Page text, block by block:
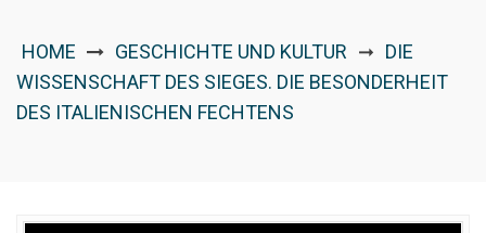
HOME GESCHICHTE UND KULTUR ➞ DIE
WISSENSCHAFT DES SIEGES. DIE BESONDERHEIT
DES ITALIENISCHEN FECHTENS